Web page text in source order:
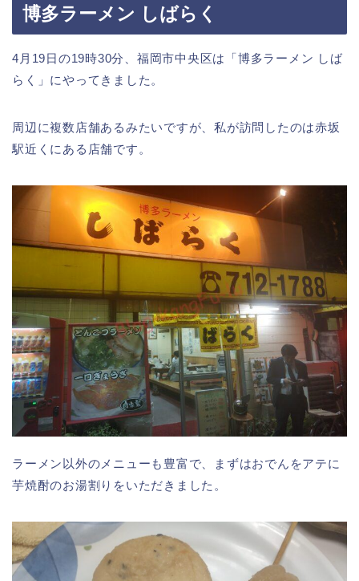
博多ラーメン しばらく
4月19日の19時30分、福岡市中央区は「博多ラーメン しば
らく」にやってきました。
周辺に複数店舗あるみたいですが、私が訪問したのは赤坂
駅近くにある店舗です。
ラーメン以外のメニューも豊富で、まずはおでんをアテに
芋焼酎のお湯割りをいただきました。